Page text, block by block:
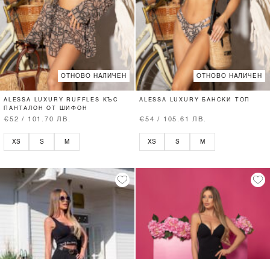
ОТНОВО НАЛИЧЕН
ALESSA LUXURY RUFFLES КЪС
ПАНТАЛОН ОТ ШИФОН
€52 / 101.70 ЛВ.
XS S M
ОТНОВО НАЛИЧЕН
ALESSA LUXURY БАНСКИ ТОП
€54 / 105.61 ЛВ.
XS S M